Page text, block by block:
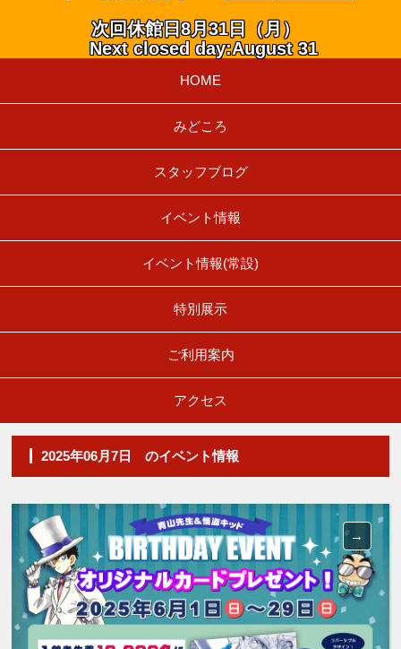
次回休館日8月31日（月）
Next closed day:August 31
HOME
みどころ
スタッフブログ
イベント情報
イベント情報(常設)
特別展示
ご利用案内
アクセス
2025年06月7日 のイベント情報